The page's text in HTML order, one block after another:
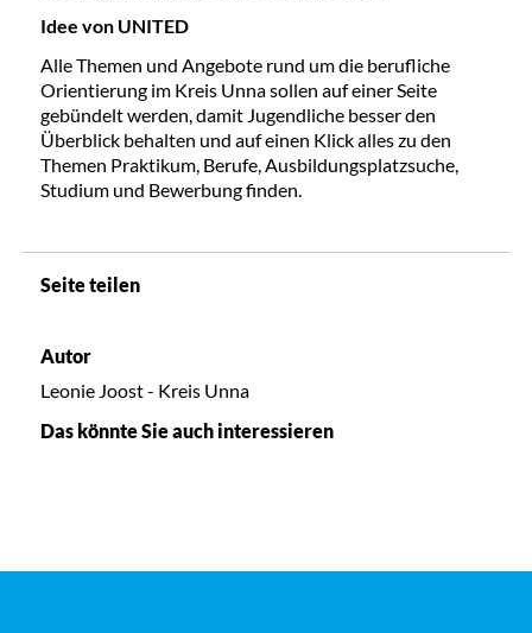
Idee von UNITED
Alle Themen und Angebote rund um die berufliche
Orientierung im Kreis Unna sollen auf einer Seite
gebündelt werden, damit Jugendliche besser den
Überblick behalten und auf einen Klick alles zu den
Themen Praktikum, Berufe, Ausbildungsplatzsuche,
Studium und Bewerbung finden.
Seite teilen
Autor
Leonie Joost - Kreis Unna
Das könnte Sie auch interessieren